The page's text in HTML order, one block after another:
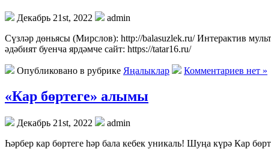
Декабрь 21st, 2022
admin
Сүзләр дөньясы (Мирслов): http://balasuzlek.ru/ Интерактив
әдәбият буенча ярдәмче сайт: https://tatar16.ru/
Опубликовано в рубрике Яңалыклар Комментариев нет »
«Кар бөртеге» алымы
Декабрь 21st, 2022
admin
Һәрбер кар бөртеге һәр бала кебек уникаль! Шуңа күрә Кар